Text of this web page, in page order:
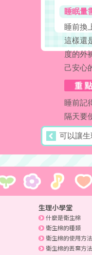
睡眠量
睡前換
這樣還
度的外
己安心
睡前記
隔天要
可以讓
生理小學堂
什麼是衛生棉
衛生棉的種類
衛生棉的使用方法
衛生棉的丟棄方法